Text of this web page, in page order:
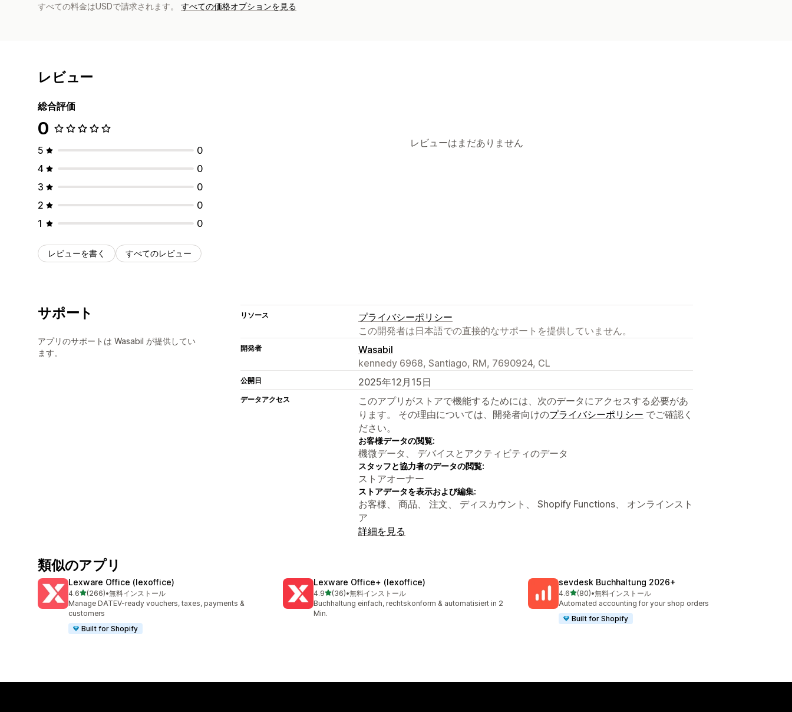
すべての料金はUSDで請求されます。 すべての価格オプションを見る
レビュー
総合評価
0
5
0
4
0
3
0
2
0
1
0
レビューを書く すべてのレビュー
レビューはまだありません
サポート
アプリのサポートは Wasabil が提供してい
ます。
リソース
プライバシーポリシー
この開発者は日本語での直接的なサポートを提供していません。
開発者
Wasabil
kennedy 6968, Santiago, RM, 7690924, CL
公開日 2025年12月15日
データアクセス
このアプリがストアで機能するためには、次のデータにアクセスする必要があ
ります。 その理由については、開発者向けのプライバシーポリシー でご確認く
ださい。
お客様データの閲覧:
機微データ、 デバイスとアクティビティのデータ
スタッフと協力者のデータの閲覧:
ストアオーナー
ストアデータを表示および編集:
お客様、 商品、 注文、 ディスカウント、 Shopify Functions、 オンラインスト
ア
詳細を見る
類似のアプリ
Lexware Office (lexoffice)
4.65つ星中
(266)
合計レビュー数：266件
•無料インストール
Manage DATEV-ready vouchers, taxes, payments &
customers
Built for Shopify
Lexware Office+ (lexoffice)
4.95つ星中
(36)
合計レビュー数：36件
•無料インストール
Buchhaltung einfach, rechtskonform & automatisiert in 2
Min.
sevdesk Buchhaltung 2026+
4.65つ星中
(80)
合計レビュー数：80件
•無料インストール
Automated accounting for your shop orders
Built for Shopify